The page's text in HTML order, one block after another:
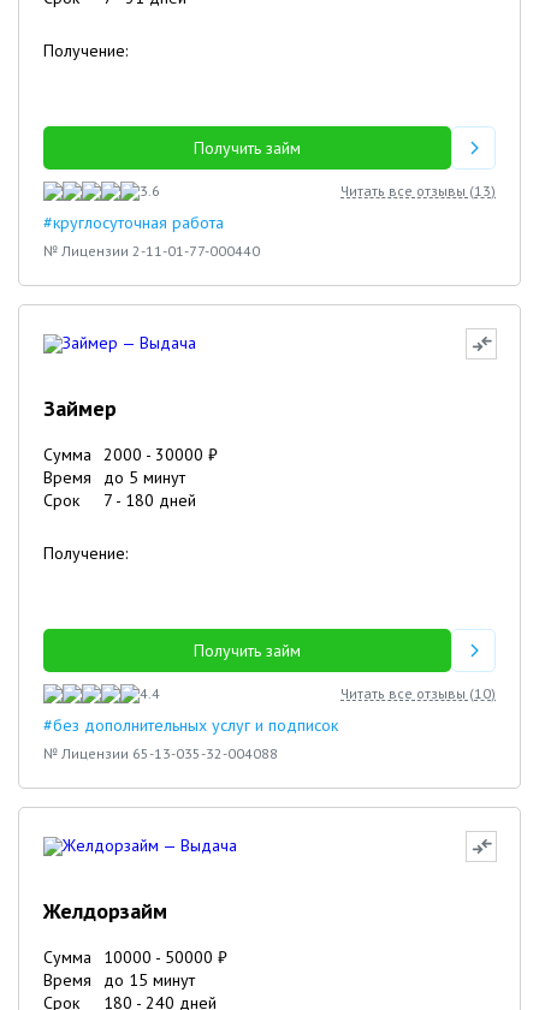
Получение:
Получить займ
3.6 Читать все отзывы (13)
#круглосуточная работа
№ Лицензии 2-11-01-77-000440
Займер
Сумма 2000 - 30000 ₽
Время
до 5 минут
Срок
7 - 180 дней
Получение:
Получить займ
4.4 Читать все отзывы (10)
#без дополнительных услуг и подписок
№ Лицензии 65-13-035-32-004088
Желдорзайм
Сумма 10000 - 50000 ₽
Время
до 15 минут
Срок
180 - 240 дней